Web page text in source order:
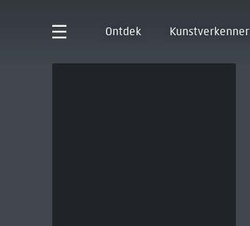
Ontdek Kunstverkenner